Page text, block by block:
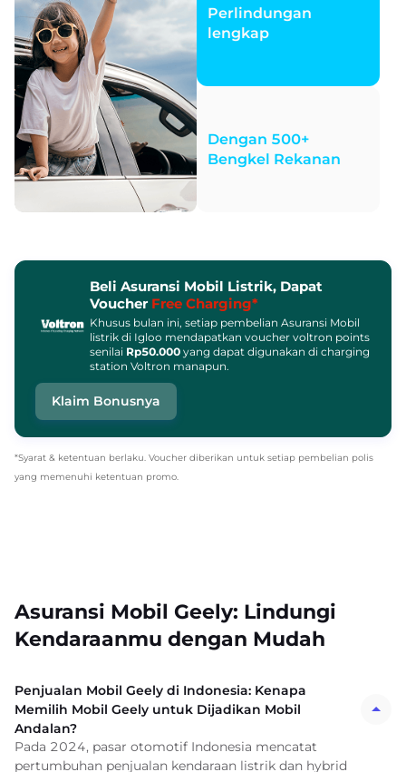
Perlindungan
lengkap
Dengan 500+
Bengkel Rekanan
Beli Asuransi Mobil Listrik, Dapat
Voucher Free Charging*
Khusus bulan ini, setiap pembelian Asuransi Mobil
listrik di Igloo mendapatkan voucher voltron points
senilai Rp50.000 yang dapat digunakan di charging
station Voltron manapun.
Klaim Bonusnya
*Syarat & ketentuan berlaku. Voucher diberikan untuk setiap pembelian polis
yang memenuhi ketentuan promo.
Asuransi Mobil Geely: Lindungi
Kendaraanmu dengan Mudah
Penjualan Mobil Geely di Indonesia: Kenapa
Memilih Mobil Geely untuk Dijadikan Mobil
Andalan?
Pada 2024, pasar otomotif Indonesia mencatat
pertumbuhan penjualan kendaraan listrik dan hybrid